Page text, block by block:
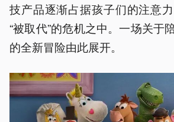
技产品逐渐占据孩子们的注意
“被取代”的危机之中。一场关于
的全新冒险由此展开。